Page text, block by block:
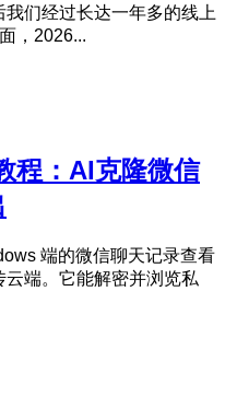
们经过长达一年多的线上
，2026...
程：AI克隆微信
端的微信聊天记录查看
端。它能解密并浏览私